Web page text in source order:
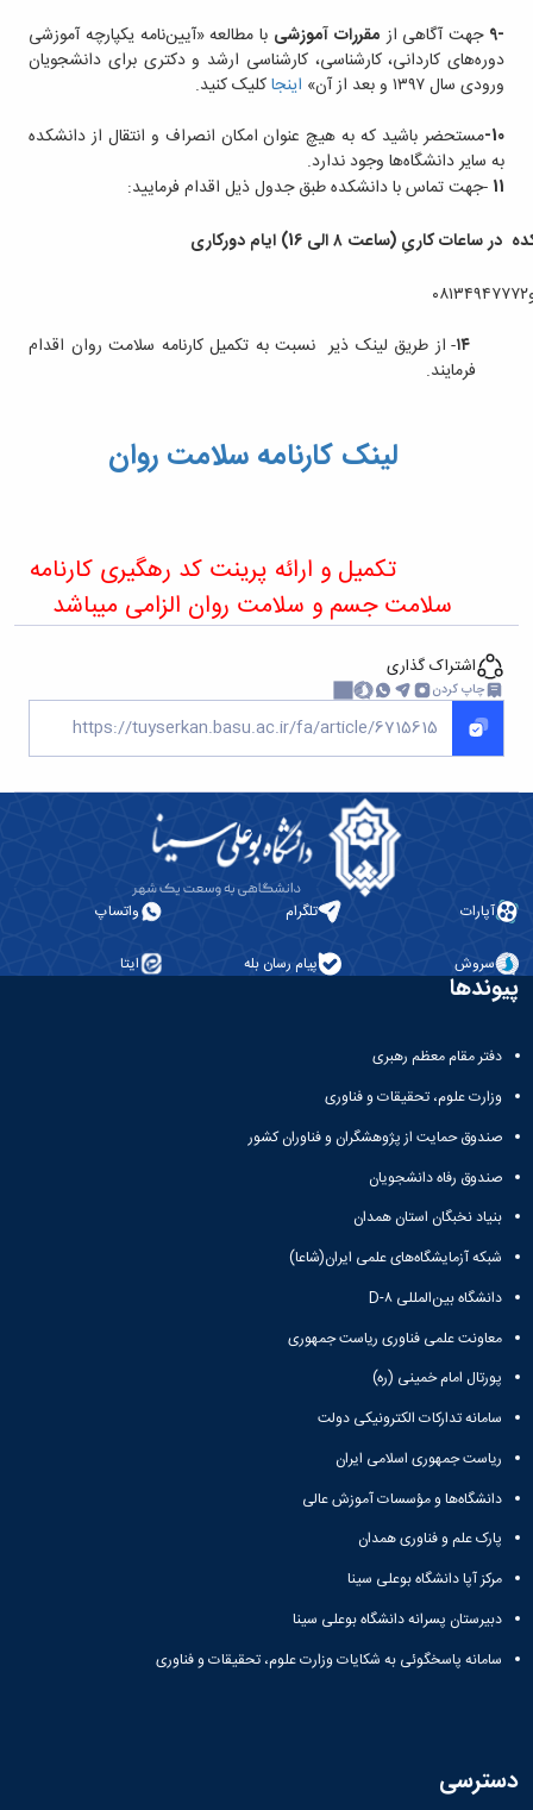
9- جهت آگاهی از مقررات آموزشی با مطالعه «آیین‌نامه یکپارچه آموزشی
دوره‌های کاردانی، کارشناسی، کارشناسی ارشد و دکتری برای دانشجویان
ورودی سال ۱۳۹۷ و بعد از آن»
اینجاکلیک کنید.
10- مستحضر باشید که به هیچ عنوان امکان انصراف و انتقال از دانشکده
به سایر دانشگاه‌ها وجود ندارد.
11
-جهت تماس با دانشکده طبق جدول ذیل اقدام فرمایید:
(ساعت ۸ الی 16) ایام دورکاری
۱۴- از طریق لینک ذیر نسبت به تکمیل کارنامه سلامت روان اقدام
فرمایند.
لینک کارنامه سلامت روان
تکمیل و ارائه پرینت کد رهگیری کارنامه
سلامت جسم و سلامت روان الزامی میباشد
اشتراک گذاری
چاپ کردن
آپارات تلگرام واتساپ
سروش پیام رسان بله ایتا
پیوندها
دفتر مقام معظم رهبری
وزارت علوم، تحقیقات و فناوری
صندوق حمایت از پژوهشگران و فناوران کشور
صندوق رفاه دانشجویان
بنیاد نخبگان استان همدان
شبکه آزمایشگاه‌های علمی ایران(شاعا)
دانشگاه بین‌المللی D-۸
معاونت علمی فناوری ریاست جمهوری
پورتال امام خمینی (ره)
سامانه تدارکات الکترونیکی دولت
ریاست جمهوری اسلامی ایران
دانشگاه‌ها و مؤسسات آموزش عالی
پارک علم و فناوری همدان
مرکز آپا دانشگاه بوعلی سینا
دبیرستان پسرانه دانشگاه بوعلی سینا
سامانه پاسخگوئی به شکایات وزارت علوم، تحقیقات و فناوری
دسترسی